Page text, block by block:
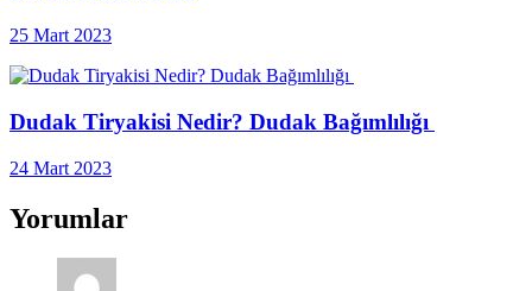
25 Mart 2023
Dudak Tiryakisi Nedir? Dudak Bağımlılığı
24 Mart 2023
Yorumlar